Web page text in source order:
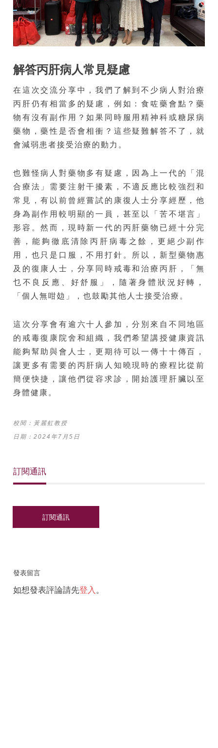
解答丙肝病人常見疑慮
在這次交流分享中，我們了解到不少病人對治療
丙肝仍有相當多的疑慮，例如：食咗藥會點？藥
物有沒有副作用？如果同時服用精神科或糖尿病
藥物，藥性是否會相衝？這些疑難解答不了，就
會減弱患者接受治療的動力。
也難怪病人對藥物多有疑慮，因為上一代的「混
合療法」需要注射干擾素，不適反應比較強烈和
常見，有以前曾經嘗試的康復人士分享經歷，他
身為副作用較明顯的一員，甚至以「苦不堪言」
形容。然而，現時新一代的丙肝藥物已經十分完
善，能夠徹底清除丙肝病毒之餘，更絕少副作
用，也只是口服，不用打針。所以，新型藥物惠
及的復康人士，分享同時戒毒和治療丙肝，「無
乜不良反應、好舒服」，隨著身體狀況好轉，
「個人無咁攰」，也鼓勵其他人士接受治療。
這次分享會有逾六十人參加，分別來自不同地區
的戒毒復康院舍和組織，我們希望講授健康資訊
能夠幫助與會人士，更期待可以一傳十十傳百，
讓更多有需要的丙肝病人知曉現時的療程比從前
簡便快捷，讓他們從容求診，開始護理肝臟以至
身體健康。
校閱：黃麗虹教授
日期：2024年7月5日
訂閱通訊
發表留言
如想發表評論請先登入 。